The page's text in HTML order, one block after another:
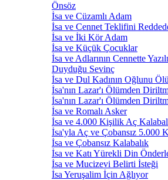
Önsöz
İsa ve Cüzamlı Adam
İsa ve Cennet Teklifini
İsa ve İki Kör Adam
İsa ve Küçük Çocuklar
İsa ve Adlarının Cennette
Duyduğu Sevinç
İsa ve Dul Kadının Oğlunu
İsa'nın Lazar'ı Ölümden
İsa'nın Lazar'ı Ölümden
İsa ve Romalı Asker
İsa ve 4.000 Kişilik Aç
İsa'yla Aç ve Çobansız 5.000
İsa ve Çobansız Kalabalık
İsa ve Katı Yürekli Din
İsa ve Mucizevi Belirti İsteği
İsa Yeruşalim İçin Ağlıyor